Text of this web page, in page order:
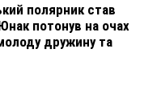
полярник став
потонув на очах
дружину та